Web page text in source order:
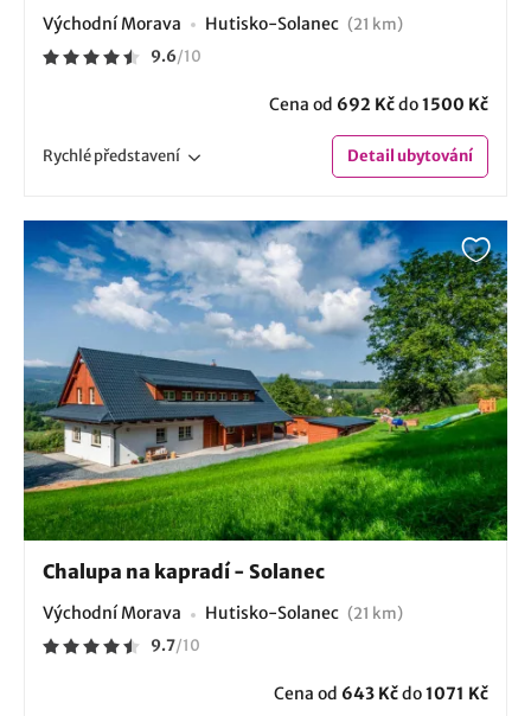
Východní Morava Hutisko-Solanec (21 km)
9.6/10
Cena od 692 Kčdo1500 Kč
Rychlépředstavení Detailubytování
Chalupa na kapradí - Solanec
Východní Morava Hutisko-Solanec (21 km)
9.7/10
Cena od 643 Kčdo1071 Kč